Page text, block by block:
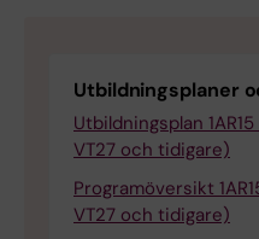
Utbildningsplaner
Utbildningsplan
VT27 och tidigare)
Programöversikt
VT27 och tidigare)